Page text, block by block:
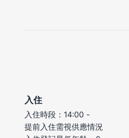
入住
入住時段：14:00 -
提前入住需視供應情況